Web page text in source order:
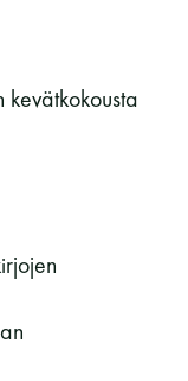
ja
on on
kevätkokousta